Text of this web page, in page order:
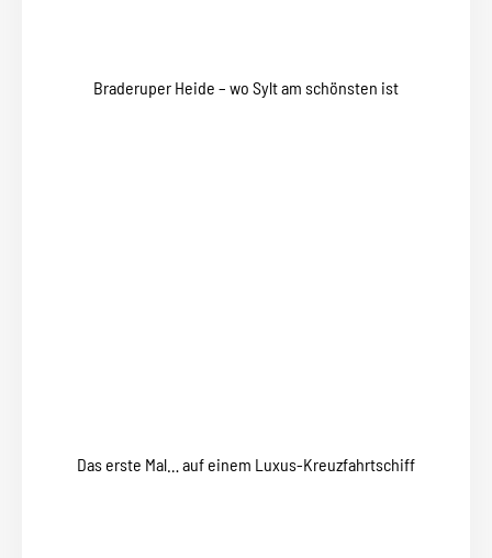
Braderuper Heide – wo Sylt am schönsten ist
Das erste Mal… auf einem Luxus-Kreuzfahrtschiff